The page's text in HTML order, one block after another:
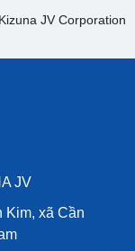
JV Corporation
JV
Kim, xã Cần